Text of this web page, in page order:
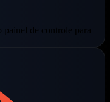
painel de controle para